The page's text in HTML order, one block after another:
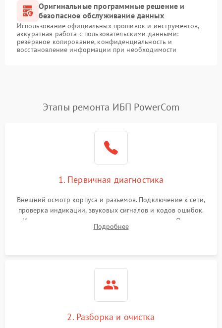
Оригинальные программные решение и
безопасное обслуживание данных
Использование официальных прошивок и инструментов,
аккуратная работа с пользовательскими данными:
резервное копирование, конфиденциальность и
восстановление информации при необходимости
Этапы ремонта ИБП PowerCom
1. Первичная диагностика
Внешний осмотр корпуса и разъемов. Подключение к сети,
проверка индикации, звуковых сигналов и кодов ошибок.
Измерение входного и выходного напряжения. Оценка
реакции ИБП на отключение основного питания без
Подробнее
2. Разборка и очистка